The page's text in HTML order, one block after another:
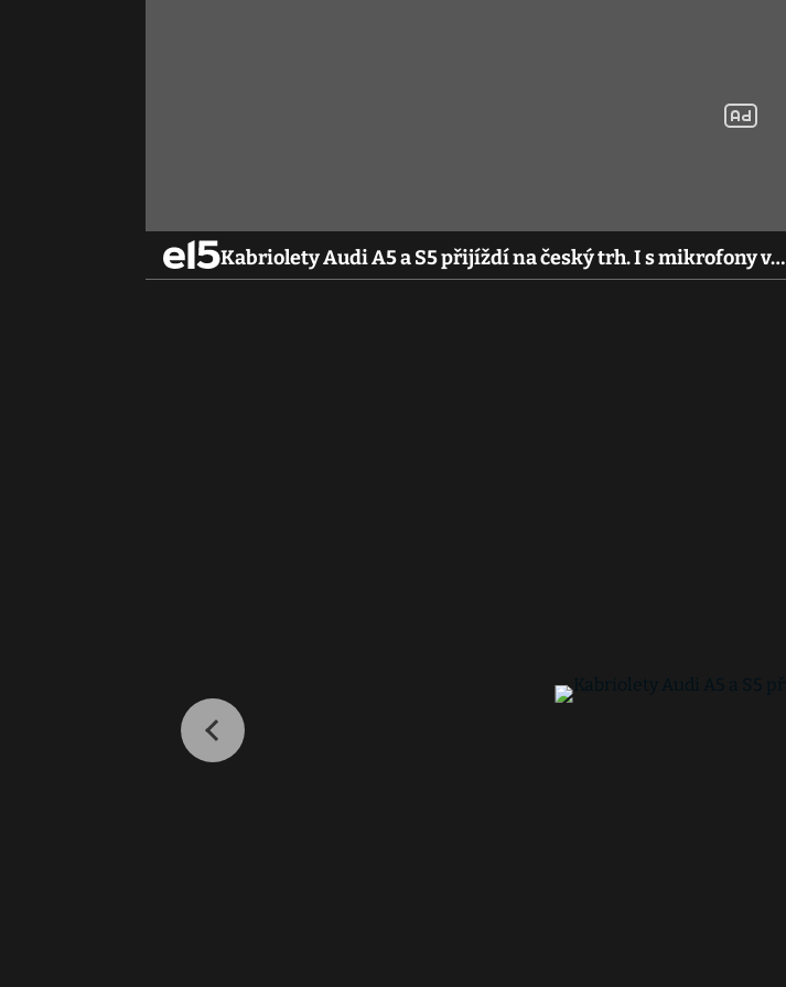
Kabriolety Audi A5 a S5 přijíždí na český trh. I s mikrofony v…